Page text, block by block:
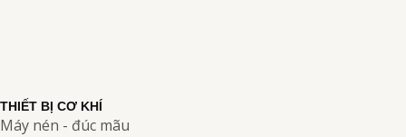
THIẾT BỊ CƠ KHÍ
Máy nén - đúc mãu